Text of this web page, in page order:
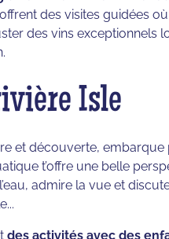
des visites guidées
des vins exceptionnels
Isle
et découverte, embarque
t’offre une belle
admire la vue et
des activités avec des